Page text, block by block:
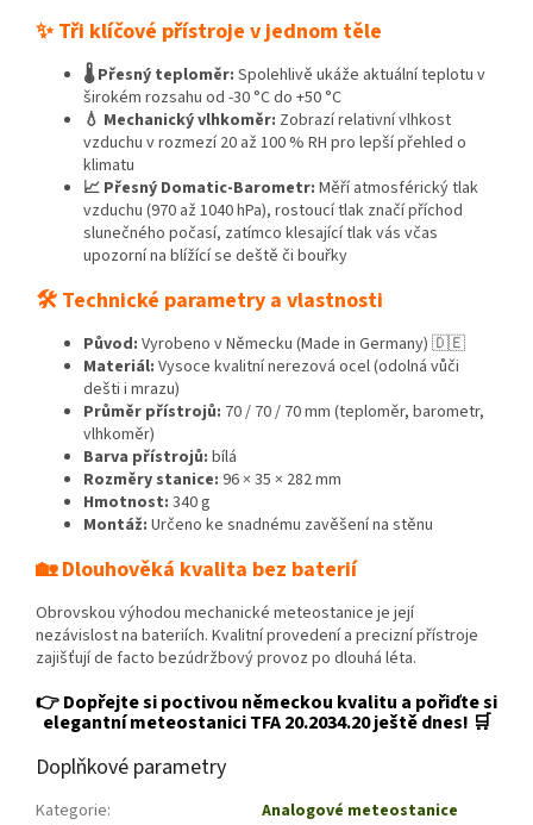
✨ Tři klíčové přístroje v jednom těle
🌡️ Přesný teploměr: Spolehlivě ukáže aktuální teplotu v
širokém rozsahu od -30 °C do +50 °C
💧 Mechanický vlhkoměr: Zobrazí relativní vlhkost
vzduchu v rozmezí 20 až 100 % RH pro lepší přehled o
klimatu
📈 Přesný Domatic-Barometr: Měří atmosférický tlak
vzduchu (970 až 1040 hPa), rostoucí tlak značí příchod
slunečného počasí, zatímco klesající tlak vás včas
upozorní na blížící se deště či bouřky
🛠️ Technické parametry a vlastnosti
Původ: Vyrobeno v Německu (Made in Germany) 🇩🇪
Materiál: Vysoce kvalitní nerezová ocel (odolná vůči
dešti i mrazu)
Průměr přístrojů: 70 / 70 / 70 mm (teploměr, barometr,
vlhkoměr)
Barva přístrojů: bílá
Rozměry stanice: 96 × 35 × 282 mm
Hmotnost: 340 g
Montáž: Určeno ke snadnému zavěšení na stěnu
🏡 Dlouhověká kvalita bez baterií
Obrovskou výhodou mechanické meteostanice je její
nezávislost na bateriích. Kvalitní provedení a precizní přístroje
zajišťují de facto bezúdržbový provoz po dlouhá léta.
👉 Dopřejte si poctivou německou kvalitu a pořiďte si
elegantní meteostanici TFA 20.2034.20 ještě dnes! 🛒
Doplňkové parametry
Kategorie:
Analogové meteostanice